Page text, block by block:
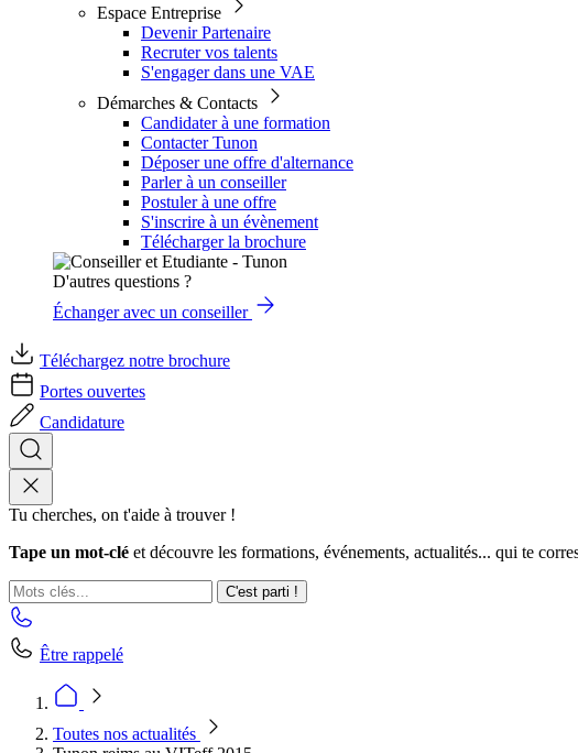
Espace Entreprise
Devenir Partenaire
Recruter vos talents
S'engager dans une VAE
Démarches & Contacts
Candidater à une formation
Contacter Tunon
Déposer une offre d'alternance
Parler à un conseiller
Postuler à une offre
S'inscrire à un évènement
Télécharger la brochure
D'autres questions ?
Échanger avec un conseiller
Téléchargez notre brochure
Portes ouvertes
Candidature
Tu cherches, on t'aide à trouver !
Tape un mot-clé et découvre les formations, événements, actualités... qui te
C'est parti !
Être rappelé
Toutes nos actualités